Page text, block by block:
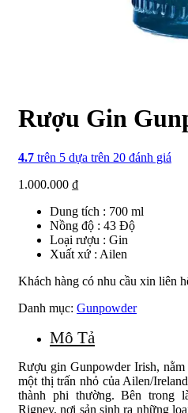
Rượu Gin
4.7 trên 5 dựa trên 20 đánh giá
1.000.000 ₫
Dung tích : 700 ml
Nồng độ : 43 Độ
Loại rượu : Gin
Xuất xứ : Ailen
Khách hàng có nhu cầu xin liên
Danh mục: Gunpowder
Mô Tả
Rượu gin Gunpowder Irish,
một thị trấn nhỏ của Ailen/
thành phi thường. Bên trong
Rigney, nơi sản sinh ra những